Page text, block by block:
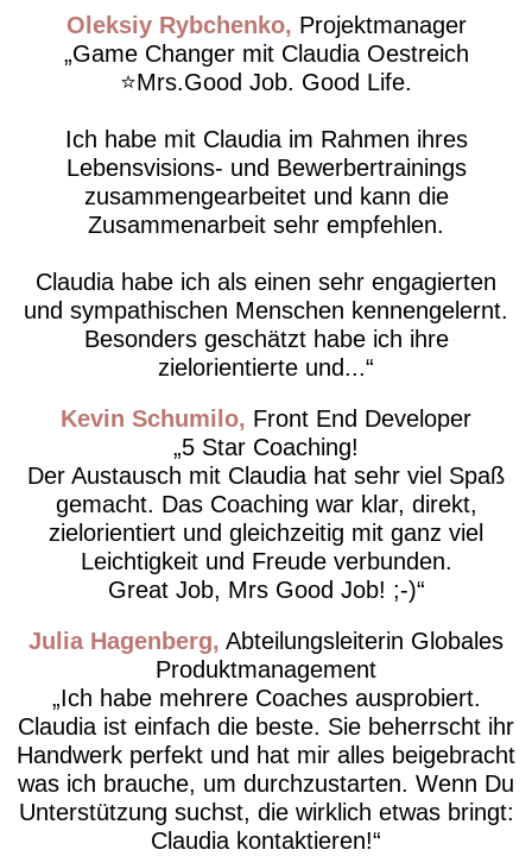
Oleksiy Rybchenko
Projektmanager
Game Changer mit Claudia Oestreich
⭐️Mrs.Good Job. Good Life.
Ich habe mit Claudia im Rahmen ihres
Lebensvisions- und Bewerbertrainings
zusammengearbeitet und kann die
Zusammenarbeit sehr empfehlen.
Claudia habe ich als einen sehr engagierten
und sympathischen Menschen kennengelernt.
Besonders geschätzt habe ich ihre
zielorientierte und...
Kevin Schumilo Front End Developer
5 Star Coaching!
Der Austausch mit Claudia hat sehr viel Spaß
gemacht. Das Coaching war klar, direkt,
zielorientiert und gleichzeitig mit ganz viel
Leichtigkeit und Freude verbunden.
Great Job, Mrs Good Job! ;-)
Julia Hagenberg Abteilungsleiterin Globales
Produktmanagement
Ich habe mehrere Coaches ausprobiert.
Claudia ist einfach die beste. Sie beherrscht ihr
Handwerk perfekt und hat mir alles beigebracht
was ich brauche, um durchzustarten. Wenn Du
Unterstützung suchst, die wirklich etwas bringt:
Claudia kontaktieren!